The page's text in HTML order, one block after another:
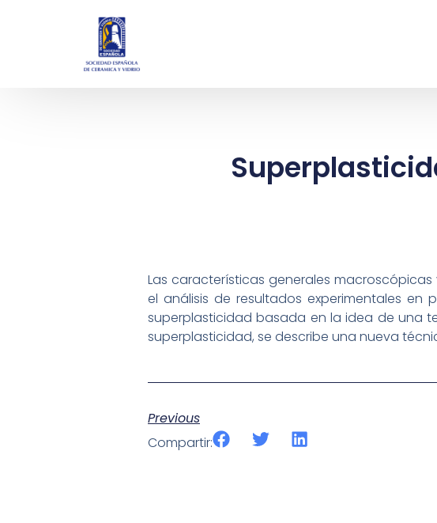
Las características generales
el análisis de resultados experimentales
superplasticidad basada en la idea de una
superplasticidad, se describe una nueva
Previous
Compartir: